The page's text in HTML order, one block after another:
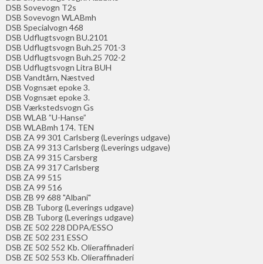
DSB Sovevogn T2s
DSB Sovevogn WLABmh
DSB Specialvogn 468
DSB Udflugtsvogn BU.2101
DSB Udflugtsvogn Buh.25 701-3
DSB Udflugtsvogn Buh.25 702-2
DSB Udflugtsvogn Litra BUH
DSB Vandtårn, Næstved
DSB Vognsæt epoke 3.
DSB Vognsæt epoke 3.
DSB Værkstedsvogn Gs
DSB WLAB ”U-Hanse”
DSB WLABmh 174. TEN
DSB ZA 99 301 Carlsberg (Leverings udgave)
DSB ZA 99 313 Carlsberg (Leverings udgave)
DSB ZA 99 315 Carsberg
DSB ZA 99 317 Carlsberg
DSB ZA 99 515
DSB ZA 99 516
DSB ZB 99 688 "Albani"
DSB ZB Tuborg (Leverings udgave)
DSB ZB Tuborg (Leverings udgave)
DSB ZE 502 228 DDPA/ESSO
DSB ZE 502 231 ESSO
DSB ZE 502 552 Kb. Olieraffinaderi
DSB ZE 502 553 Kb. Olieraffinaderi